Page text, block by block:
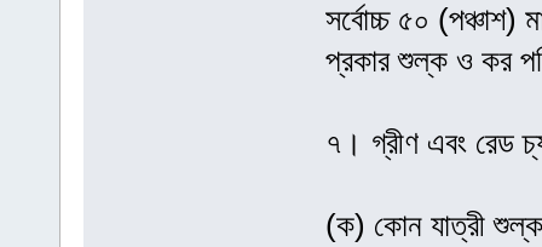
সর্বোচ্চ ৫০
প্রকার শুল্ক ও কর
৭। গ্রীণ এবং রেড
(ক) কোন যাত্রী